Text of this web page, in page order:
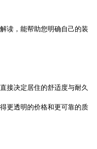
读，能帮助您明确自己的装
接决定居住的舒适度与耐久
更透明的价格和更可靠的质